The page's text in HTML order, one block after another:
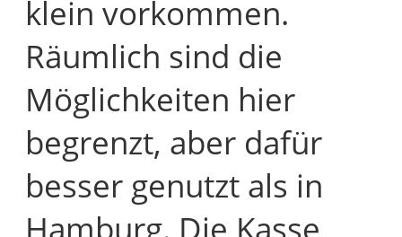
klein vorkommen.
Räumlich sind die
Möglichkeiten hier
begrenzt, aber dafür
besser genutzt als in
Hamburg. Die Kasse